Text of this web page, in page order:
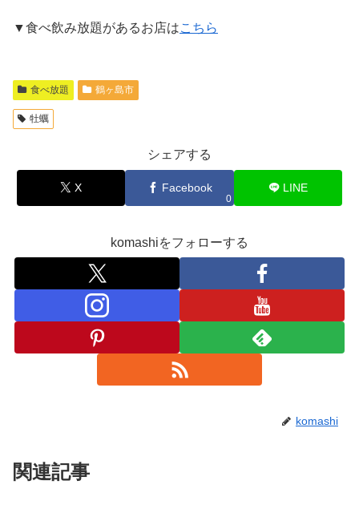
▼食べ飲み放題があるお店はこちら
食べ放題 鶴ヶ島市
牡蠣
シェアする
X Facebook
0
LINE
komashiをフォローする
komashi
関連記事